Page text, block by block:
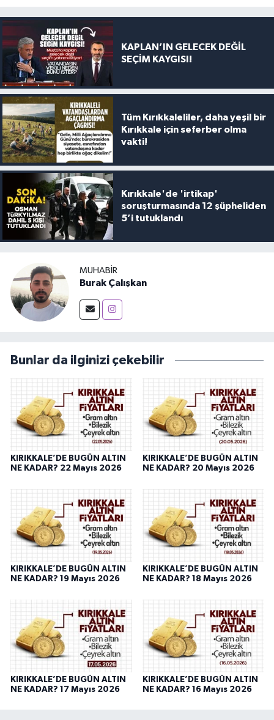
KAPLAN’IN GELECEK DEĞİL
SEÇİM KAYGISI!
Tüm Kırıkkaleliler, daha yeşil bir
Kırıkkale için seferber olma
vakti!
Kırıkkale'de 'irtikap'
soruşturmasında 12 şüpheliden
5’i tutuklandı
MUHABIR
Burak Çalışkan
Bunlar da ilginizi çekebilir
KIRIKKALE’DE BUGÜN ALTIN
NE KADAR? 22 Mayıs 2026
KIRIKKALE’DE BUGÜN ALTIN
NE KADAR? 20 Mayıs 2026
KIRIKKALE’DE BUGÜN ALTIN
NE KADAR? 19 Mayıs 2026
KIRIKKALE’DE BUGÜN ALTIN
NE KADAR? 18 Mayıs 2026
KIRIKKALE’DE BUGÜN ALTIN
NE KADAR? 17 Mayıs 2026
KIRIKKALE’DE BUGÜN ALTIN
NE KADAR? 16 Mayıs 2026